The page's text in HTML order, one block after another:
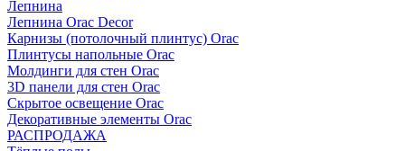
Лепнина
Лепнина Orac Decor
Карнизы (потолочный плинтус) Orac
Плинтусы напольные Orac
Молдинги для стен Orac
3D панели для стен Orac
Скрытое освещение Orac
Декоративные элементы Orac
РАСПРОДАЖА